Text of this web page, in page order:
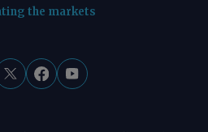
the markets